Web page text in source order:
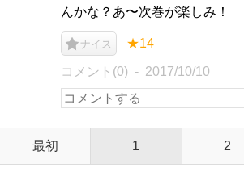
んかな？あ〜次巻が楽しみ！
ナイス ★14
コメント(0) 2017/10/10
最初 1 2